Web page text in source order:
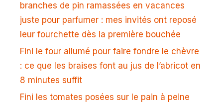
branches de pin ramassées en vacances
juste pour parfumer : mes invités ont reposé
leur fourchette dès la première bouchée
Fini le four allumé pour faire fondre le chèvre
: ce que les braises font au jus de l’abricot en
8 minutes suffit
Fini les tomates posées sur le pain à peine